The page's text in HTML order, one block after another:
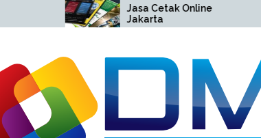
Jasa Cetak Online
Jakarta